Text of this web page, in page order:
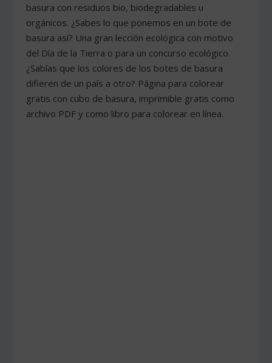
basura con residuos bio, biodegradables u
orgánicos. ¿Sabes lo que ponemos en un bote de
basura así? Una gran lección ecológica con motivo
del Día de la Tierra o para un concurso ecológico.
¿Sabías que los colores de los botes de basura
difieren de un país a otro? Página para colorear
gratis con cubo de basura, imprimible gratis como
archivo PDF y como libro para colorear en línea.